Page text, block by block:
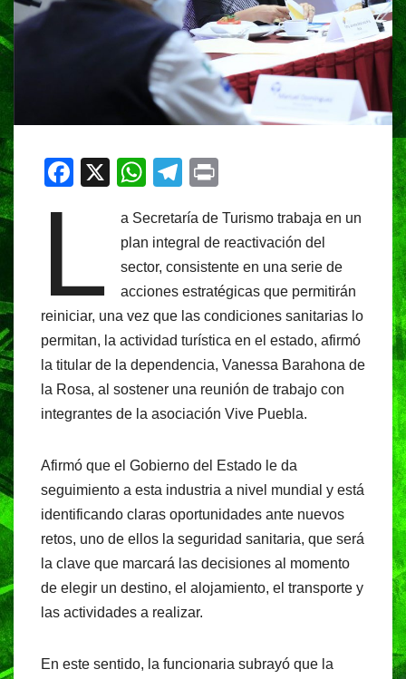
F
b
o
o
k
X
W
at
s
A
p
p
T
e
gr
a
m
t
L
a Secretaría de Turismo trabaja en un
plan integral de reactivación del
sector, consistente en una serie de
acciones estratégicas que permitirán
reiniciar, una vez que las condiciones sanitarias lo
permitan, la actividad turística en el estado, afirmó
la titular de la dependencia, Vanessa Barahona de
la Rosa, al sostener una reunión de trabajo con
integrantes de la asociación Vive Puebla.
Afirmó que el Gobierno del Estado le da
seguimiento a esta industria a nivel mundial y está
identificando claras oportunidades ante nuevos
retos, uno de ellos la seguridad sanitaria, que será
la clave que marcará las decisiones al momento
de elegir un destino, el alojamiento, el transporte y
las actividades a realizar.
En este sentido, la funcionaria subrayó que la